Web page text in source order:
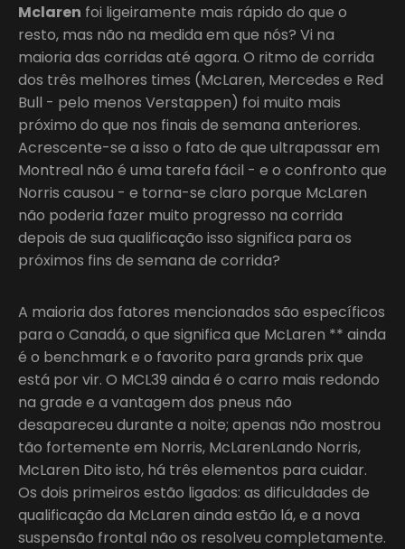
Mclaren foi ligeiramente mais rápido do que o
resto, mas não na medida em que nós? Vi na
maioria das corridas até agora. O ritmo de corrida
dos três melhores times (McLaren, Mercedes e Red
Bull - pelo menos Verstappen) foi muito mais
próximo do que nos finais de semana anteriores.
Acrescente-se a isso o fato de que ultrapassar em
Montreal não é uma tarefa fácil - e o confronto que
Norris causou - e torna-se claro porque McLaren
não poderia fazer muito progresso na corrida
depois de sua qualificação isso significa para os
próximos fins de semana de corrida?
A maioria dos fatores mencionados são específicos
para o Canadá, o que significa que McLaren ** ainda
é o benchmark e o favorito para grands prix que
está por vir. O MCL39 ainda é o carro mais redondo
na grade e a vantagem dos pneus não
desapareceu durante a noite; apenas não mostrou
tão fortemente em Norris, McLarenLando Norris,
McLaren Dito isto, há três elementos para cuidar.
Os dois primeiros estão ligados: as dificuldades de
qualificação da McLaren ainda estão lá, e a nova
suspensão frontal não os resolveu completamente.